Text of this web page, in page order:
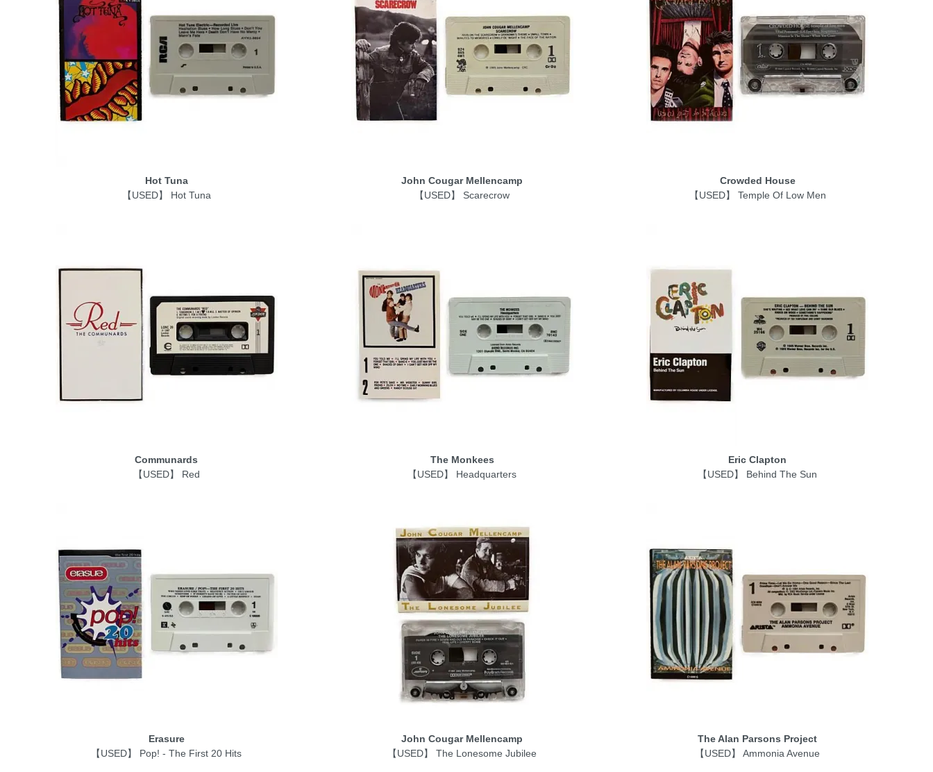
Hot Tuna
【USED】 Hot Tuna
John Cougar Mellencamp
【USED】 Scarecrow
Crowded House
【USED】 Temple Of Low Men
Communards
【USED】 Red
The Monkees
【USED】 Headquarters
Eric Clapton
【USED】 Behind The Sun
Erasure
【USED】 Pop! - The First 20 Hits
John Cougar Mellencamp
【USED】 The Lonesome Jubilee
The Alan Parsons Project
【USED】 Ammonia Avenue